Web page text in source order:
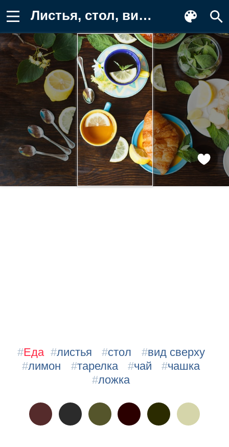
Листья, стол, вид сверху, лимон Обои
#Еда #листья #стол #вид сверху
#лимон #тарелка #чай #чашка
#ложка